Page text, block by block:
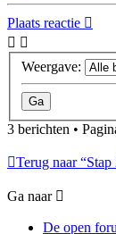
Plaats reactie
Weergave:
3 berichten •
Terug naar “Stap
Ga naar
De open